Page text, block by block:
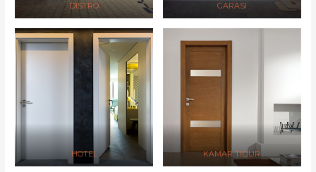
DISTRO GARASI
HOTEL KAMAR TIDUR